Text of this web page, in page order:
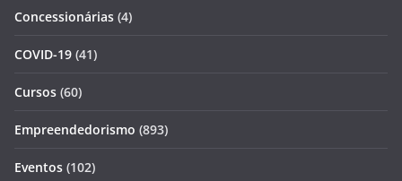
Concessionárias (4)
COVID-19 (41)
Cursos (60)
Empreendedorismo (893)
Eventos (102)